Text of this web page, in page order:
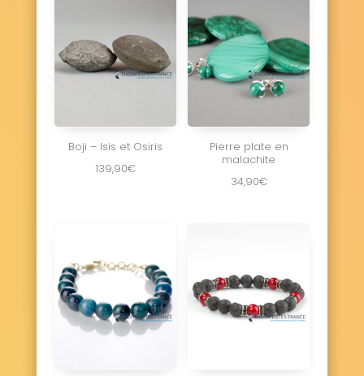
Boji – Isis et Osiris
139,90€
Pierre plate en
malachite
34,90€